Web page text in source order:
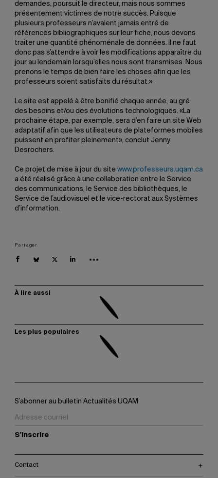
demandes, poursuit le directeur, mais nous sommes
présentement victimes de notre succès. Puisque
plusieurs professeurs n’avaient jamais entré de
références bibliographiques sur leur fiche, nous devons
traiter une quantité phénoménale de données. Il ne faut
donc pas s’attendre à voir les modifications apparaître du
jour au lendemain lorsqu’elles nous sont transmises. Nous
prenons le temps de bien faire les choses afin que les
professeurs soient satisfaits du résultat.»
Le site est appelé à être bonifié chaque année, au gré
des besoins et/ou des évolutions technologiques. «La
prochaine étape, par exemple, sera d’en faire un site Web
adaptatif afin que les utilisateurs de plateformes mobiles
puissent en profiter pleinement», conclut Jenny
Desrochers.
Ce projet de mise à jour du site www.professeurs.uqam.ca
a été réalisé grâce à une collaboration entre le Service
des communications, le Service des bibliothèques, le
Service de l’audiovisuel et le vice-rectorat aux Systèmes
d’information.
Partager
À lire aussi
Les plus populaires
S’abonner au bulletin Actualités UQAM
S'inscrire
Contact